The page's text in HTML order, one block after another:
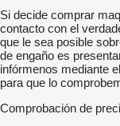
Si decide comprar
contacto con el
que le sea posible
de engaño es
infórmenos mediante
para que lo
Comprobación de